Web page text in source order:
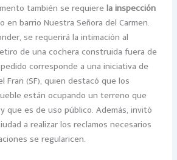
también se requierela inspección
en barrio Nuestra Señora del Carmen.
se requerirá la intimación al
de una cochera construida fuera de
corresponde a una iniciativa de
Frari (SF), quien destacó que los
están ocupando un terreno que
que es de uso público. Además, invitó
a realizar los reclamos necesarios
se regularicen.